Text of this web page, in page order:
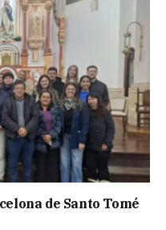
de Santo Tomé